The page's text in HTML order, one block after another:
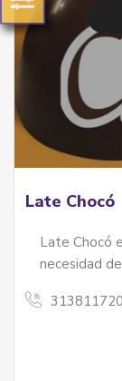
Late Chocó
Late Chocó
necesidad